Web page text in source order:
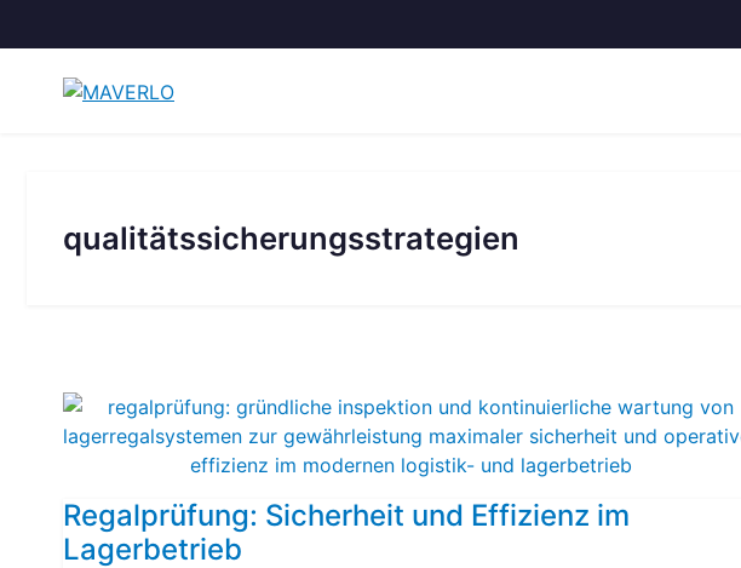
Inhalt
springen
qualitätssicherungsstrategien
Regalprüfung: Sicherheit und Effizienz im
Lagerbetrieb